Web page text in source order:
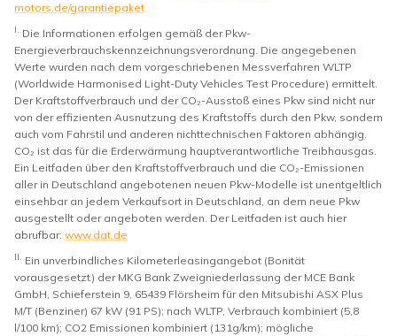
motors.de/garantiepaket
I. Die Informationen erfolgen gemäß der Pkw-
Energieverbrauchskennzeichnungsverordnung. Die angegebenen
Werte wurden nach dem vorgeschriebenen Messverfahren WLTP
(Worldwide Harmonised Light-Duty Vehicles Test Procedure) ermittelt.
Der Kraftstoffverbrauch und der CO₂-Ausstoß eines Pkw sind nicht nur
von der effizienten Ausnutzung des Kraftstoffs durch den Pkw, sondern
auch vom Fahrstil und anderen nichttechnischen Faktoren abhängig.
CO₂ ist das für die Erderwärmung hauptverantwortliche Treibhausgas.
Ein Leitfaden über den Kraftstoffverbrauch und die CO₂-Emissionen
aller in Deutschland angebotenen neuen Pkw-Modelle ist unentgeltlich
einsehbar an jedem Verkaufsort in Deutschland, an dem neue Pkw
ausgestellt oder angeboten werden. Der Leitfaden ist auch hier
abrufbar: www.dat.de
II. Ein unverbindliches Kilometerleasingangebot (Bonität
vorausgesetzt) der MKG Bank Zweigniederlassung der MCE Bank
GmbH, Schieferstein 9, 65439 Flörsheim für den Mitsubishi ASX Plus
M/T (Benziner) 67 kW (91 PS); nach WLTP, Verbrauch kombiniert (5,8
l/100 km); CO2 Emissionen kombiniert (131g/km); mögliche